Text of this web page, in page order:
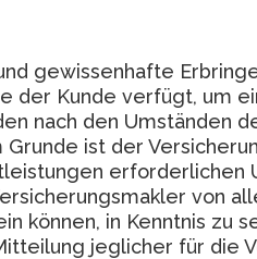
gewissenhafte
der Kunde verfügt, um
nach den Umständen
ist der
von
können, in Kenntnis zu
jeglicher für die